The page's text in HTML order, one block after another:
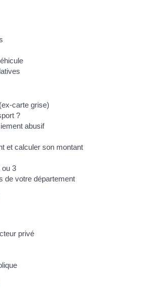
carte grise)
?
abusif
et calculer son montant
ou 3
de votre département
privé